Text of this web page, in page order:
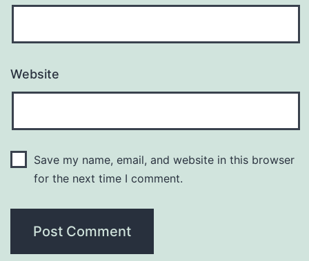
Website
Save my name, email, and website in this browser
for the next time I comment.